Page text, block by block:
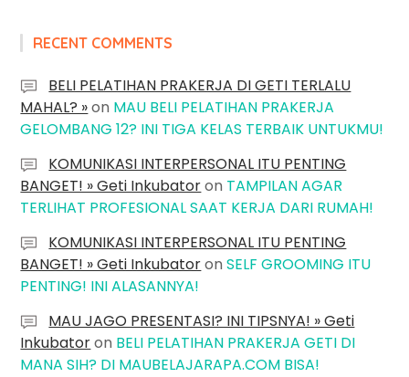
RECENT COMMENTS
BELI PELATIHAN PRAKERJA DI GETI TERLALU
MAHAL? »on MAU BELI PELATIHAN PRAKERJA
GELOMBANG 12? INI TIGA KELAS TERBAIK UNTUKMU!
KOMUNIKASI INTERPERSONAL ITU PENTING
BANGET! » Geti Inkubatoron TAMPILAN AGAR
TERLIHAT PROFESIONAL SAAT KERJA DARI RUMAH!
KOMUNIKASI INTERPERSONAL ITU PENTING
BANGET! » Geti InkubatoronSELF GROOMING ITU
PENTING! INI ALASANNYA!
MAU JAGO PRESENTASI? INI TIPSNYA! » Geti
Inkubatoron BELI PELATIHAN PRAKERJA GETI DI
MANA SIH? DI MAUBELAJARAPA.COM BISA!